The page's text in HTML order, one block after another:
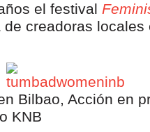
el festival
creadoras locales
Bilbao, Acción en
KNB